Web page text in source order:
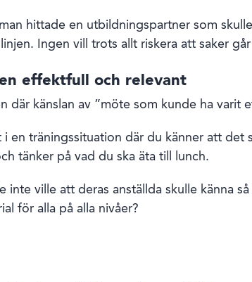
hittade en utbildningspartner som
Ingen vill trots allt riskera att saker
effektfull och relevant
där känslan av ”möte som kunde ha varit
en träningssituation där du känner att det
tänker på vad du ska äta till lunch.
inte ville att deras anställda skulle känna
för alla på alla nivåer?